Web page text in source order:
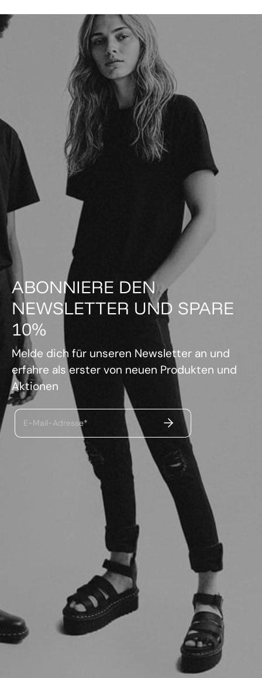
ABONNIERE DEN
NEWSLETTER UND SPARE
10%
Melde dich für unseren Newsletter an und
erfahre als erster von neuen Produkten und
Aktionen
E-Mail-Adresse* ABSENDEN